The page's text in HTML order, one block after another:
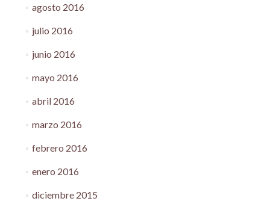
agosto 2016
julio 2016
junio 2016
mayo 2016
abril 2016
marzo 2016
febrero 2016
enero 2016
diciembre 2015